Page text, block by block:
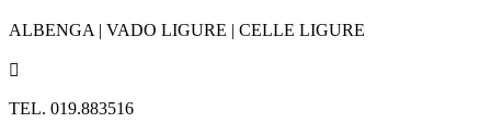
ALBENGA | VADO LIGURE | CELLE LIGURE

TEL. 019.883516